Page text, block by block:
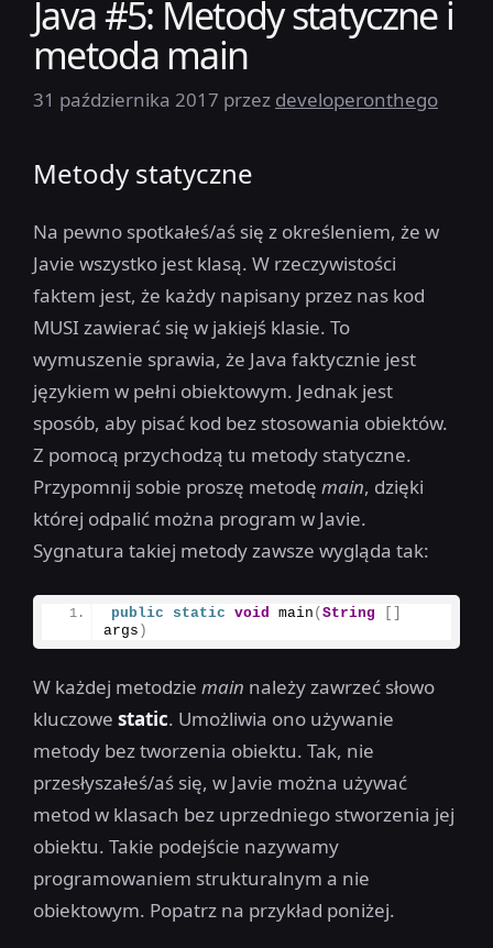
Java #5: Metody statyczne i
metoda main
31 października 2017 przez developeronthego
Metody statyczne
Na pewno spotkałeś/aś się z określeniem, że w
Javie wszystko jest klasą. W rzeczywistości
faktem jest, że każdy napisany przez nas kod
MUSI zawierać się w jakiejś klasie. To
wymuszenie sprawia, że Java faktycznie jest
językiem w pełni obiektowym. Jednak jest
sposób, aby pisać kod bez stosowania obiektów.
Z pomocą przychodzą tu metody statyczne.
Przypomnij sobie proszę metodę main, dzięki
której odpalić można program w Javie.
Sygnatura takiej metody zawsze wygląda tak:
public static void main (String
[]
args )
W każdej metodzie main należy zawrzeć słowo
kluczowe static. Umożliwia ono używanie
metody bez tworzenia obiektu. Tak, nie
przesłyszałeś/aś się, w Javie można używać
metod w klasach bez uprzedniego stworzenia jej
obiektu. Takie podejście nazywamy
programowaniem strukturalnym a nie
obiektowym. Popatrz na przykład poniżej.